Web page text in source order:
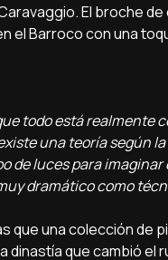
El broche
el Barroco con una
todo está
una teoría según
de luces para
dramático como
que una colección de
que cambió el